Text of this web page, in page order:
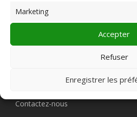
Marketing
Accepter
Refuser
Enregistrer les
PLEIN CHAMP
63000 Clermont-Ferrand
Contactez-nous